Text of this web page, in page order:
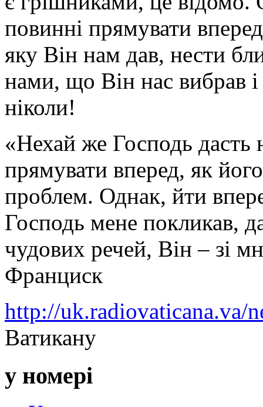
повинні прямувати
яку Він нам дав, нести
нами, що Він нас вибрав
ніколи!
«Нехай же Господь
прямувати вперед, як
проблем. Однак, йти
Господь мене покликав,
чудових речей, Він – зі
Франциск
http://uk.radiovaticana.va/
Ватикану
у номері